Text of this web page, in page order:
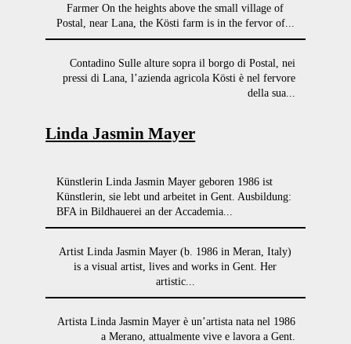
Farmer On the heights above the small village of
Postal, near Lana, the Kösti farm is in the fervor of...
Contadino Sulle alture sopra il borgo di Postal, nei
pressi di Lana, l’azienda agricola Kösti è nel fervore
della sua...
Linda Jasmin Mayer
Künstlerin Linda Jasmin Mayer geboren 1986 ist
Künstlerin, sie lebt und arbeitet in Gent. Ausbildung:
BFA in Bildhauerei an der Accademia...
Artist Linda Jasmin Mayer (b. 1986 in Meran, Italy)
is a visual artist, lives and works in Gent. Her
artistic...
Artista Linda Jasmin Mayer è un’artista nata nel 1986
a Merano, attualmente vive e lavora a Gent.